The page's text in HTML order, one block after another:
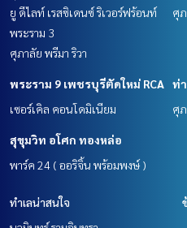
ยู ดีไลท์ เรสซิเดนซ์ ริเวอร์ฟร้อนท์
พระราม 3
ศุภาลัย พรีมา ริวา
ศุ
พระราม 9 เพชรบุรีตัดใหม่ RCA
เซอร์เคิล คอนโดมิเนียม
ท่
ศุ
สุขุมวิท อโศก ทองหล่อ
พาร์ค 24 ( ออริจิ้น พร้อมพงษ์ )
ทำเลน่าสนใจ